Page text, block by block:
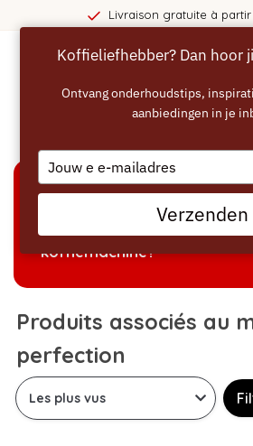
Livraison gratuite à
Welke producten passen bij
koffiemachine?
Produits associés au
perfection
Koffieliefhebber? Dan hoor
Ontvang onderhoudstips,
aanbiedingen in je
Type
your
email
Verzenden